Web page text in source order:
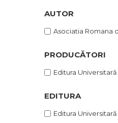
AUTOR
Asociatia Romana
PRODUCĂTORI
Editura Universitară
EDITURA
Editura Universitară